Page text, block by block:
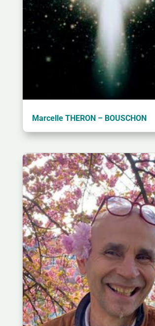
Marcelle THERON – BOUSCHON